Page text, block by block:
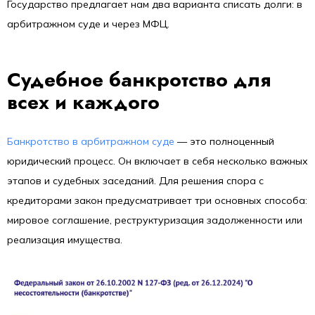
Государство предлагает нам два варианта списать долги: в
арбитражном суде и через МФЦ.
Судебное банкротство для
всех и каждого
Банкротство в арбитражном суде — это полноценный
юридический процесс. Он включает в себя несколько важных
этапов и судебных заседаний. Для решения спора с
кредиторами закон предусматривает три основных способа:
мировое соглашение, реструктуризация задолженности или
реализация имущества.